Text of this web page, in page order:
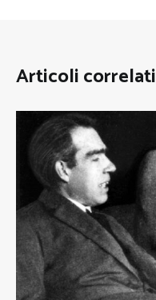
Articoli correlati